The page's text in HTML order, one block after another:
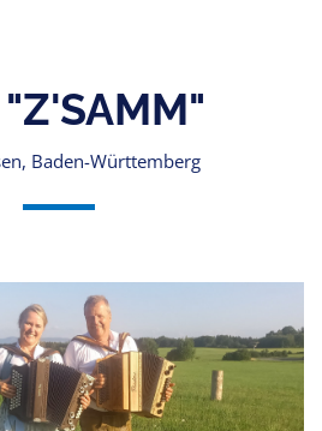
Baden-Württemberg